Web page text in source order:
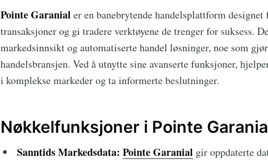
Pointe Garanial er en banebrytende handelsplattform
transaksjoner og gi tradere verktøyene de trenger for suksess.
markedsinnsikt og automatiserte handel løsninger, noe som
handelsbransjen. Ved å utnytte sine avanserte funksjoner,
i komplekse markeder og ta informerte beslutninger.
Nøkkelfunksjoner i Pointe
Sanntids Markedsdata: Pointe Garanial gir oppdaterte